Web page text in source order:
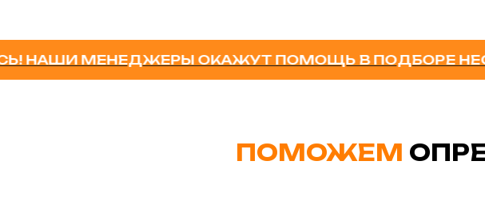
МЕНЕДЖЕРЫ ОКАЖУТ ПОМОЩЬ В ПОДБОРЕ
ПОМОЖЕМ